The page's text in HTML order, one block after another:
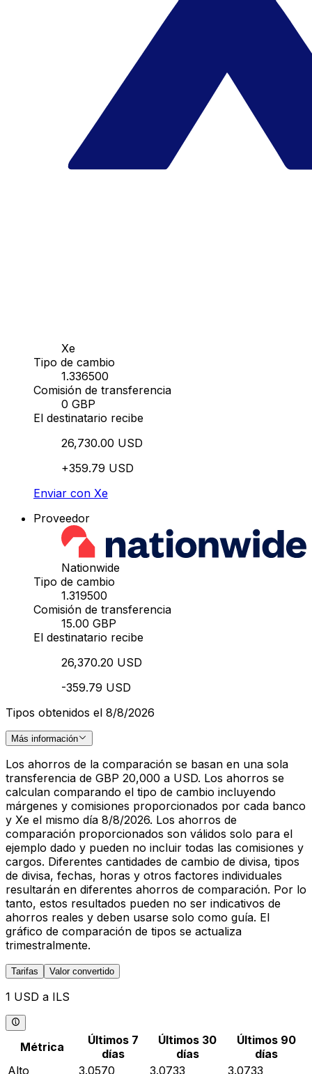
Xe
Tipo de cambio
1.336500
Comisión de transferencia
0 GBP
El destinatario recibe
26,730.00 USD
+359.79 USD
Enviar con Xe
Proveedor
Nationwide
Tipo de cambio
1.319500
Comisión de transferencia
15.00 GBP
El destinatario recibe
26,370.20 USD
-359.79 USD
Tipos obtenidos el 8/8/2026
Más información
Los ahorros de la comparación se basan en una sola
transferencia de GBP 20,000 a USD. Los ahorros se
calculan comparando el tipo de cambio incluyendo
márgenes y comisiones proporcionados por cada banco
y Xe el mismo día 8/8/2026. Los ahorros de
comparación proporcionados son válidos solo para el
ejemplo dado y pueden no incluir todas las comisiones y
cargos. Diferentes cantidades de cambio de divisa, tipos
de divisa, fechas, horas y otros factores individuales
resultarán en diferentes ahorros de comparación. Por lo
tanto, estos resultados pueden no ser indicativos de
ahorros reales y deben usarse solo como guía. El
gráfico de comparación de tipos se actualiza
trimestralmente.
Tarifas Valor convertido
1 USD a ILS
Métrica
Últimos 7
días
Últimos 30
días
Últimos 90
días
Alto
3.0570 3.0733
3.0733